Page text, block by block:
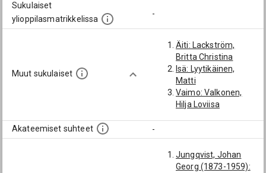
Sukulaiset
ylioppilasmatrikkelissa
-
Muut sukulaiset
Äiti: Lackström,
Britta Christina
Isä: Lyytikäinen,
Matti
Vaimo: Valkonen,
Hilja Loviisa
Akateemiset suhteet -
Jungqvist, Johan
Georg (1873-1959):